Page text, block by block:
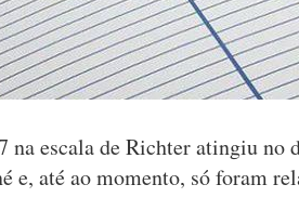
na escala de Richter atingiu no
e, até ao momento, só foram